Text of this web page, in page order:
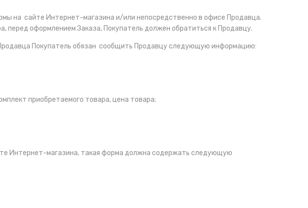
на сайте Интернет-магазина и/или непосредственно в офисе Продавца.
перед оформлением Заказа, Покупатель должен обратиться к Продавцу.
Покупатель обязан сообщить Продавцу следующую информацию:
приобретаемого товара, цена товара;
Интернет-магазина, такая форма должна содержать следующую